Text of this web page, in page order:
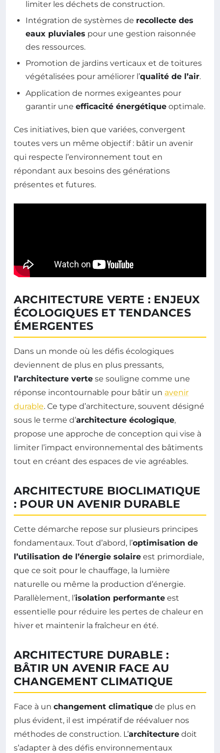
limiter les déchets de construction.
Intégration de systèmes de recollecte des
eaux pluviales pour une gestion raisonnée
des ressources.
Promotion de jardins verticaux et de toitures
végétalisées pour améliorer l’qualité de l’air.
Application de normes exigeantes pour
garantir une efficacité énergétique optimale.
Ces initiatives, bien que variées, convergent
toutes vers un même objectif : bâtir un avenir
qui respecte l’environnement tout en
répondant aux besoins des générations
présentes et futures.
ARCHITECTURE VERTE : ENJEUX
ÉCOLOGIQUES ET TENDANCES
ÉMERGENTES
Dans un monde où les défis écologiques
deviennent de plus en plus pressants,
l’architecture verte se souligne comme une
réponse incontournable pour bâtir un avenir
durable. Ce type d’architecture, souvent désigné
sous le terme d’architecture écologique,
propose une approche de conception qui vise à
limiter l’impact environnemental des bâtiments
tout en créant des espaces de vie agréables.
ARCHITECTURE BIOCLIMATIQUE
: POUR UN AVENIR DURABLE
Cette démarche repose sur plusieurs principes
fondamentaux. Tout d’abord, l’optimisation de
l’utilisation de l’énergie solaire est primordiale,
que ce soit pour le chauffage, la lumière
naturelle ou même la production d’énergie.
Parallèlement, l’isolation performante est
essentielle pour réduire les pertes de chaleur en
hiver et maintenir la fraîcheur en été.
ARCHITECTURE DURABLE :
BÂTIR UN AVENIR FACE AU
CHANGEMENT CLIMATIQUE
Face à un changement climatique de plus en
plus évident, il est impératif de réévaluer nos
méthodes de construction. L’architecture doit
s’adapter à des défis environnementaux